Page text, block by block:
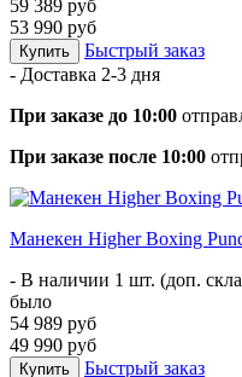
59 389 руб
53 990 руб
Купить
Быстрый заказ
- Доставка 2-3 дня
При заказе до 10:00
При заказе после 10:00
Манекен Higher Boxing
- В наличии 1 шт. (доп.
было
54 989 руб
49 990 руб
Купить
Быстрый заказ